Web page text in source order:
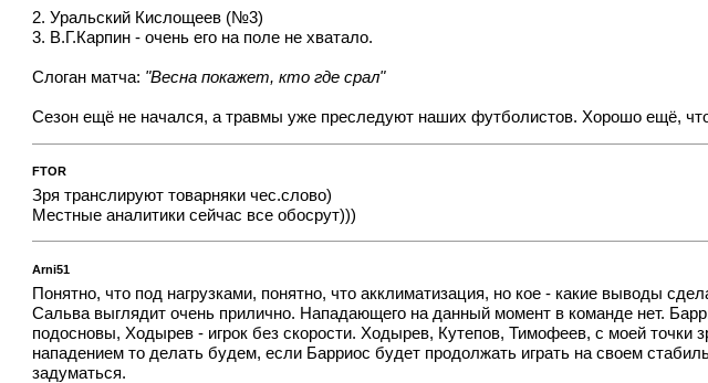
2. Уральский Кислощеев (№3)
3. В.Г.Карпин - очень его на поле не хватало.
Слоган матча: "Весна покажет, кто где срал"
Сезон ещё не начался, а травмы уже преследуют наших футболистов. Хорошо ещё,
FTOR
Зря транслируют товарняки чес.слово)
Местные аналитики сейчас все обосрут)))
Arni51
Понятно, что под нагрузками, понятно, что акклиматизация, но кое - какие выводы
Сальва выглядит очень прилично. Нападающего на данный момент в команде нет.
подосновы, Ходырев - игрок без скорости. Ходырев, Кутепов, Тимофеев, с моей
нападением то делать будем, если Барриос будет продолжать играть на своем
задуматься.